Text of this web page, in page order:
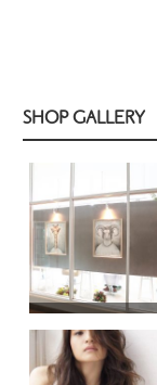
SHOP GALLERY